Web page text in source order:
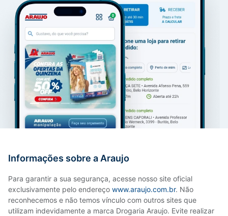
Informações sobre a Araujo
Para garantir a sua segurança, acesse nosso site oficial
exclusivamente pelo endereço www.araujo.com.br. Não
reconhecemos e não temos vínculo com outros sites que
utilizam indevidamente a marca Drogaria Araujo. Evite realizar